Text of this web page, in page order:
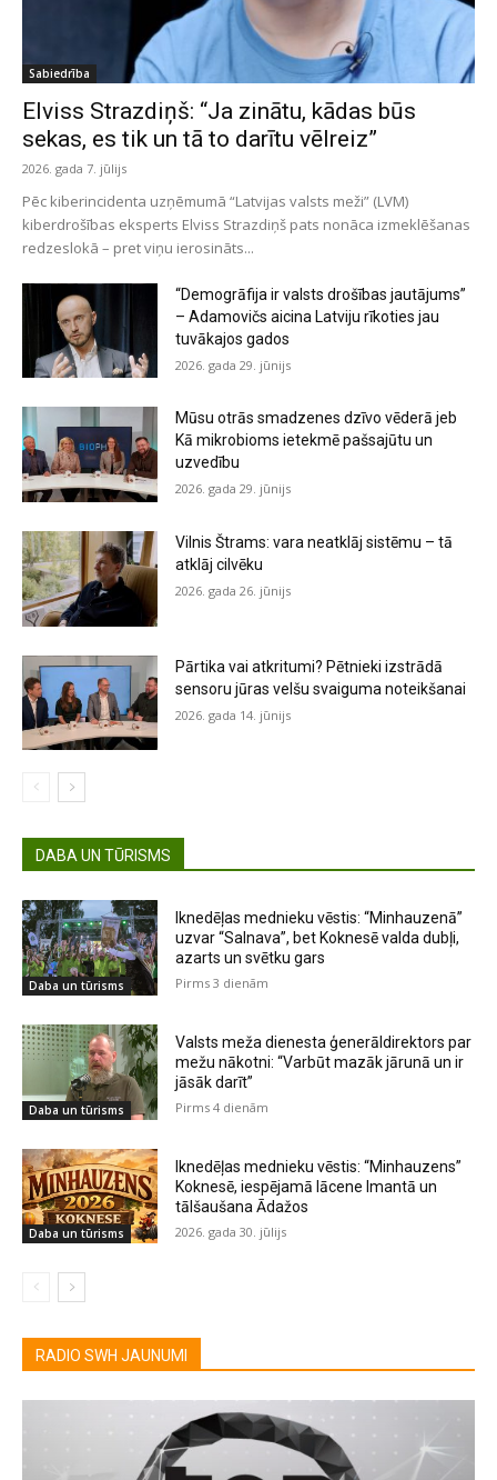
Sabiedrība
Elviss Strazdiņš: “Ja zinātu, kādas būs
sekas, es tik un tā to darītu vēlreiz”
2026. gada 7. jūlijs
Pēc kiberincidenta uzņēmumā “Latvijas valsts meži” (LVM)
kiberdrošības eksperts Elviss Strazdiņš pats nonāca izmeklēšanas
redzeslokā – pret viņu ierosināts...
“Demogrāfija ir valsts drošības jautājums”
– Adamovičs aicina Latviju rīkoties jau
tuvākajos gados
2026. gada 29. jūnijs
Mūsu otrās smadzenes dzīvo vēderā jeb
Kā mikrobioms ietekmē pašsajūtu un
uzvedību
2026. gada 29. jūnijs
Vilnis Štrams: vara neatklāj sistēmu – tā
atklāj cilvēku
2026. gada 26. jūnijs
Pārtika vai atkritumi? Pētnieki izstrādā
sensoru jūras velšu svaiguma noteikšanai
2026. gada 14. jūnijs
DABA UN TŪRISMS
Daba un tūrisms
Iknedēļas mednieku vēstis: “Minhauzenā”
uzvar “Salnava”, bet Koknesē valda dubļi,
azarts un svētku gars
Pirms 3 dienām
Daba un tūrisms
Valsts meža dienesta ģenerāldirektors par
mežu nākotni: “Varbūt mazāk jārunā un ir
jāsāk darīt”
Pirms 4 dienām
Daba un tūrisms
Iknedēļas mednieku vēstis: “Minhauzens”
Koknesē, iespējamā lācene Imantā un
tālšaušana Ādažos
2026. gada 30. jūlijs
RADIO SWH JAUNUMI